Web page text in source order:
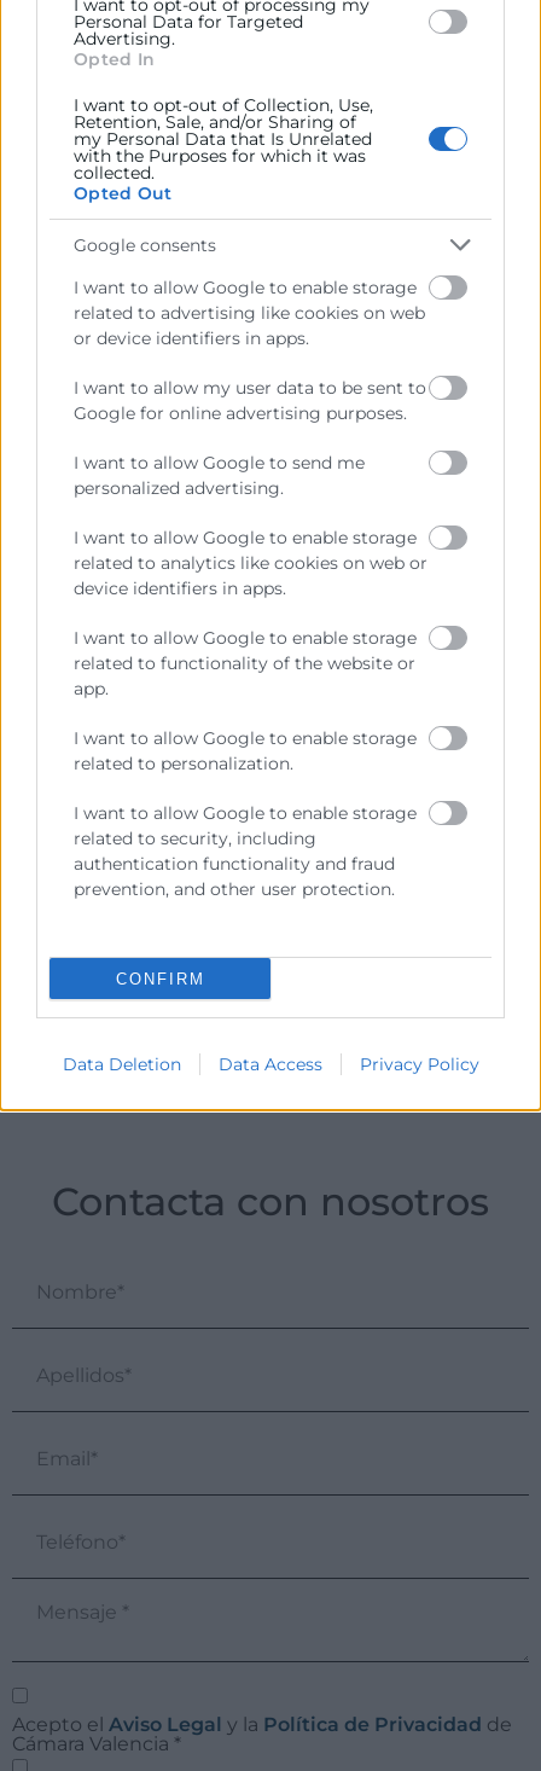
I want to opt-out of processing my
Personal Data for Targeted
Advertising.
Opted In
I want to opt-out of Collection, Use,
Retention, Sale, and/or Sharing of
my Personal Data that Is Unrelated
with the Purposes for which it was
collected.
Opted Out
Google consents
I want to allow Google to enable storage
related to advertising like cookies on web
or device identifiers in apps.
I want to allow my user data to be sent to
Google for online advertising purposes.
I want to allow Google to send me
personalized advertising.
I want to allow Google to enable storage
related to analytics like cookies on web or
device identifiers in apps.
I want to allow Google to enable storage
related to functionality of the website or
app.
I want to allow Google to enable storage
related to personalization.
I want to allow Google to enable storage
related to security, including
authentication functionality and fraud
prevention, and other user protection.
CONFIRM
Data Deletion Data Access Privacy Policy
PONENTES
Álex Rubio
Director y Chief Strategy Officer de
Twelfhundred. Planner especializado en publicidad e
innovación tecnológica.
diversas empresas y eventos, conferenciante,
conferenciante internacional y TEDxSpeaker.
formativo
Contacta con nosotros
Acepto el Aviso Legal y la Política de Privacidad de
Cámara Valencia *